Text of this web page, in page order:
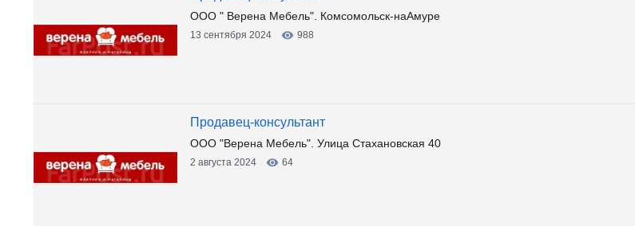
ООО " Верена Мебель". Комсомольск-наАмуре
13 сентября 2024 988
Продавец-консультант
ООО "Верена Мебель". Улица Стахановская 40
2 августа 2024 64